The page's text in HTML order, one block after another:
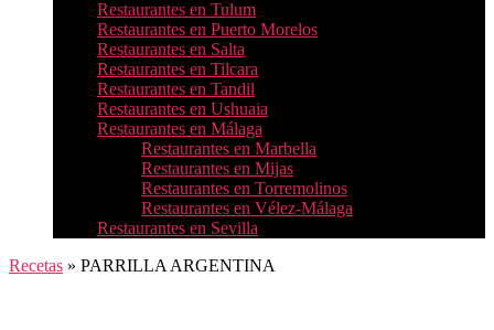
Restaurantes en Tulum
Restaurantes en Puerto Morelos
Restaurantes en Salta
Restaurantes en Tilcara
Restaurantes en Tandil
Restaurantes en Ushuaia
Restaurantes en Málaga
Restaurantes en Marbella
Restaurantes en Mijas
Restaurantes en Torremolinos
Restaurantes en Vélez-Málaga
Restaurantes en Sevilla
Recetas » PARRILLA ARGENTINA